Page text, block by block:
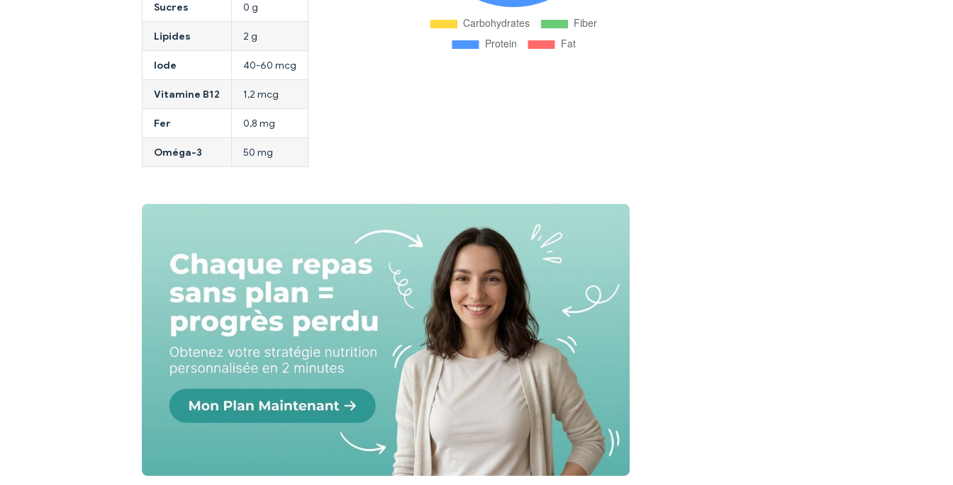
Sucres 0 g
Lipides 2 g
Iode 40-60 mcg
Vitamine B12 1,2 mcg
Fer 0,8 mg
Oméga-3 50 mg